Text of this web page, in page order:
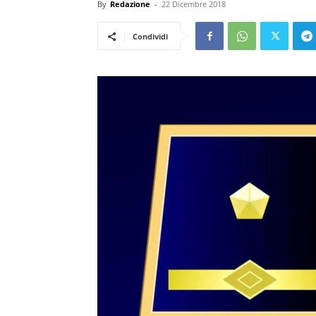
By Redazione - 22 Dicembre 2018
Condividi